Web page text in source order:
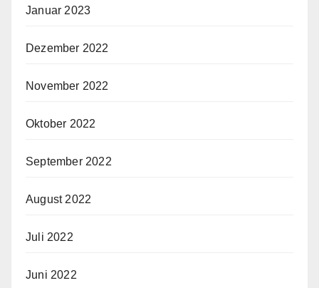
Januar 2023
Dezember 2022
November 2022
Oktober 2022
September 2022
August 2022
Juli 2022
Juni 2022